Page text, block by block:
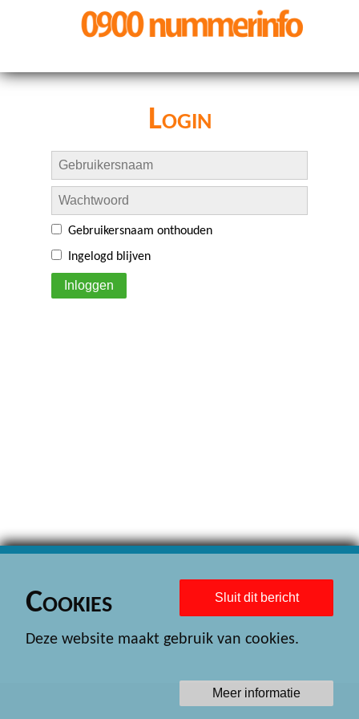
Login
Gebruikersnaam onthouden
Ingelogd blijven
Inloggen
Sluit dit bericht
Cookies
Deze website maakt gebruik van cookies.
Meer informatie